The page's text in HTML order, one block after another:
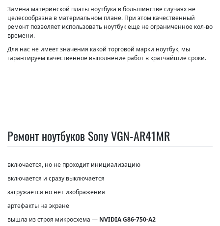
Замена материнской платы ноутбука в большинстве случаях не
целесообразна в материальном плане. При этом качественный
ремонт позволяет использовать ноутбук еще не ограниченное кол-во
времени.
Для нас не имеет значения какой торговой марки ноутбук, мы
гарантируем качественное выполнение работ в кратчайшие сроки.
Ремонт ноутбуков Sony VGN-AR41MR
включается, но не проходит инициализацию
включается и сразу выключается
загружается но нет изображения
артефакты на экране
вышла из строя микросхема — NVIDIA G86-750-A2